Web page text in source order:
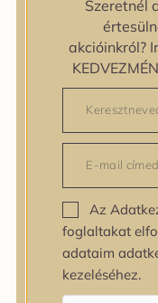
zipiderm
Bőrállapot
Bőrállapot
Bőrtípus
Száraz
Zsíros
Bőrpír
Szeretnél
akcióinkról?
Az
foglaltakat
adataim
kezeléséhez.